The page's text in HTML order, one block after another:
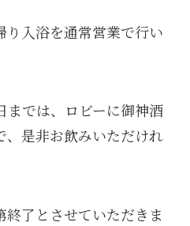
り入浴を通常営業で行い
までは、ロビーに御神酒
、是非お飲みいただけれ
了とさせていただきま